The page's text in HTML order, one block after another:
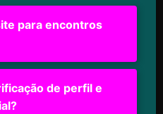
para encontros
de perfil e